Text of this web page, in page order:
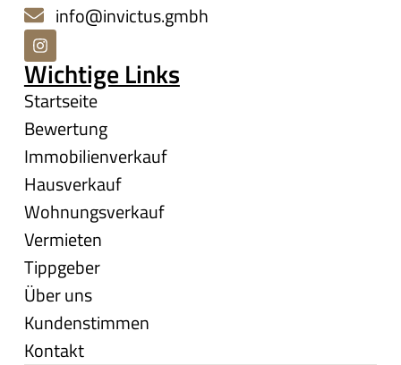
info@invictus.gmbh
Wichtige Links
Startseite
Bewertung
Immobilienverkauf
Hausverkauf
Wohnungsverkauf
Vermieten
Tippgeber
Über uns
Kundenstimmen
Kontakt